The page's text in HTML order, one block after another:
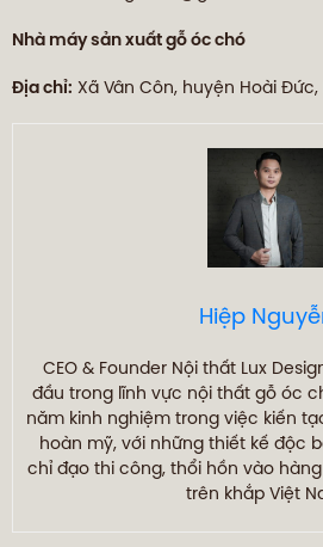
Nhà máy sản xuất gỗ óc chó
Địa chỉ: Xã Vân Côn, huyện Hoài Đức,
Hiệp
CEO & Founder Nội thất Lux
đầu trong lĩnh vực nội thất gỗ óc
năm kinh nghiệm trong việc kiến
hoàn mỹ, với những thiết kế độc
chỉ đạo thi công, thổi hồn vào
trên khắp Việt